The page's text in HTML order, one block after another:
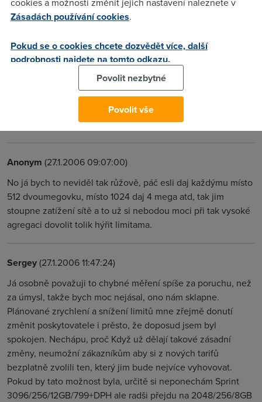
tatik(27.1.2006 11:24:32)
(27.1.2006 11:41:12)
"Každým dnem" čekám na zřízení přípojky a už teď se těším,
až na 2 megový lajně padnu do FUPu 128/128 :o))). V
součastnosti mám bezdrát za 500 s DPH a lajna 80 kbps!!!!!!
Anonym (27.1.2006 09:07:00)
No já bych to neviděl tak růžově, páč esli daj každýmu místo
512 dvoumegovku, místo 1024 daj 4 mega atd, tak jim
stoupne zatížení sítě a to už si nebodou moci při tak vysoké
agregaci dovolit tolik hýřit limitama.
Sergey(27.1.2006 11:47:24)
Já osobně považuji to chybné měření spíše za poruchu, než
za úmysl, takže bych moc nejásal, ono nám sklapne.
Plánované zrychlení a snížení limitů mne zřejmě donutí
změnit poskytovatele i prěsto, že doposud jsem byl
spokojen. Nechápu, proč Když už dělají takové zásadní
změny, neumožní zákazníkům aby si z nových tarifů
bezplatně zvolili ten, který jim bude nejvíce vyhovovat.
Pokud by tato možnost byla, určitě si neponechám Sprint
3096/256/12GB/799+DPH ale radši přejdu na 2048/256/8GB
Zásadách používání cookies.
Pokud se o cookies chcete dozvědět více, další
podrobnosti najdete na tomto odkazu.
Povolit nezbytné
Povolit vše